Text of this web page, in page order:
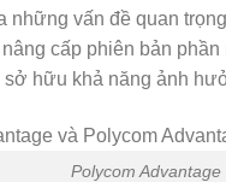
những vấn đề quan trọng
cấp phiên bản
sở hữu khả năng ảnh
Polycom